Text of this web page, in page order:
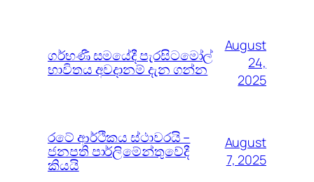
ගර්භණී සමයේදී පැරසිටමෝල්
භාවිතය අවදානම් දැන ගන්න
August
24,
2025
රටේ ආර්ථිකය ස්ථාවරයි –
ජනපති පාර්ලිමේන්තුවේදී
කියයි
August
7, 2025